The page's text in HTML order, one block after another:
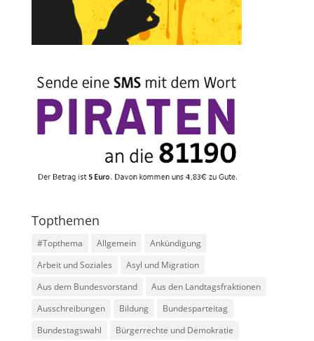
Topthemen
#Topthema Allgemein
Ankündigung
Arbeit und Soziales
Asyl und Migration
Aus dem Bundesvorstand
Aus den Landtagsfraktionen
Ausschreibungen
Bildung
Bundesparteitag
Bundestagswahl
Bürgerrechte und Demokratie